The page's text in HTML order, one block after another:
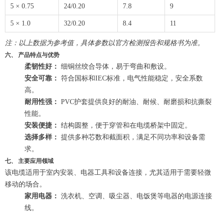
5 × 0.75 24/0.20 7.8 9
5 × 1.0 32/0.20 8.4 11
注：以上数据为参考值，具体参数以官方检测报告和规格书为准。
六、 产品特点与优势
柔韧性好： 细铜丝绞合导体，易于弯曲和敷设。
安全可靠： 符合国标和IEC标准，电气性能稳定，安全系数
高。
耐用性强： PVC护套提供良好的耐油、耐候、耐磨损和抗撕裂
性能。
安装便捷： 结构圆整，便于穿管和在电缆桥架中固定。
选择多样： 提供多种芯数和截面积，满足不同功率和设备需
求。
七、 主要应用领域
该电缆适用于室内安装、电器工具和设备连接，尤其适用于需要轻微
移动的场合。
家用电器： 洗衣机、空调、吸尘器、电饭煲等电器的电源连接
线。